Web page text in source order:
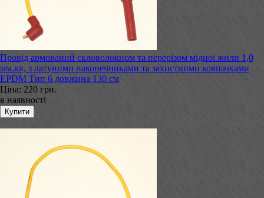
Провід армований скловолокном та перерізом мідної жили 1,0
мм.кв, з латуними наконечниками та захистними ковпачками
EPDM Тип 6 довжина 130 см
Ціна: 220 грн.
в наявності